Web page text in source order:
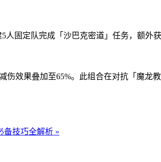
固定队完成「沙巴克密道」任务，额外获
效果叠加至65%。此组合在对抗「魔龙
备技巧全解析 »